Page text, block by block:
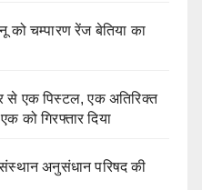
चम्पारण रेंज बेतिया का
से एक पिस्टल, एक अतिरिक्त
को गिरफ्तार दिया
अनुसंधान परिषद की